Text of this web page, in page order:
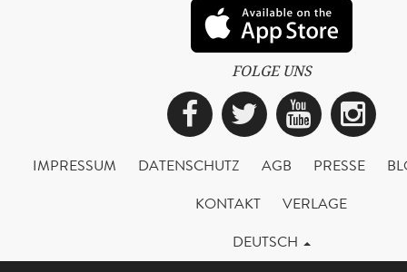
FOLGE UNS
Facebook
Twitter
IMPRESSUM DATENSCHUTZ AGB PRESSE
KONTAKT
VERLAGE
DEUTSCH